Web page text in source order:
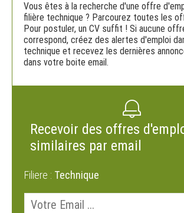
Vous êtes à la recherche d'une offre
filière technique ? Parcourez toutes les
Pour postuler, un CV suffit ! Si aucune
correspond, créez des alertes d'emploi
technique et recevez les dernières
dans votre boite email.
Recevoir des offres
similaires par email
Filiere : Technique